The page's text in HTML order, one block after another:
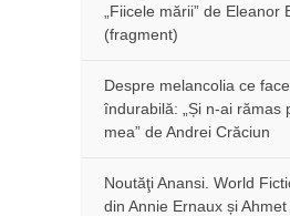
„Fiicele mării” de Eleanor
(fragment)
Despre melancolia ce
îndurabilă: „Și n-ai rămas
mea” de Andrei Crăciun
Noutăţi Anansi. World
din Annie Ernaux și